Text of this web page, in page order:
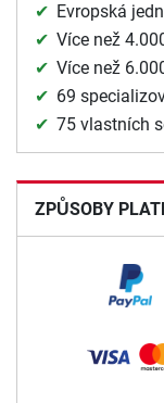
Evropská
Více než
Více než
69
75 vlastních
ZPŮSOBY